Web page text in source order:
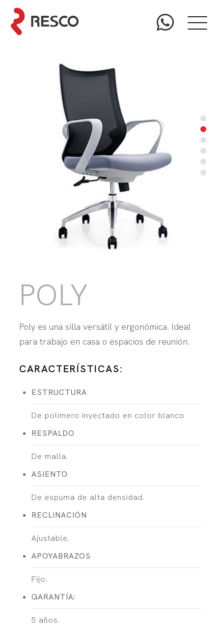
POLY
Poly es una silla versátil y ergonómica. Ideal
para trabajo en casa o espacios de reunión.
CARACTERÍSTICAS:
ESTRUCTURA
De polímero inyectado en color blanco
RESPALDO
De malla.
ASIENTO
De espuma de alta densidad.
RECLINACIÓN
Ajustable.
APOYABRAZOS
Fijo.
GARANTÍA:
5 años.